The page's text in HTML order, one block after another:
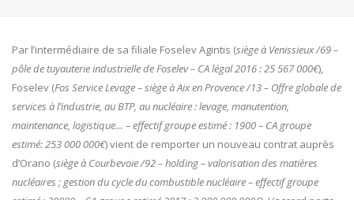
Par l’intermédiaire de sa filiale Foselev Agintis (siège à Venissieux /69 –
pôle de tuyauterie industrielle de Foselev – CA légal 2016 : 25 567 000€),
Foselev (Fos Service Levage –siège à Aix en Provence /13 – Offre globale de
services à l’industrie, au BTP, au nucléaire : levage, manutention,
maintenance, logistique… – effectif groupe estimé : 1900 – CA groupe
estimé: 253 000 000€) vient de remporter un nouveau contrat auprès
d’Orano (siège à Courbevoie /92 – holding – valorisation des matières
nucléaires ; gestion du cycle du combustible nucléaire – effectif groupe